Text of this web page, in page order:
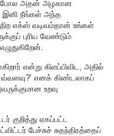
அதன் அழகான
இனி நீங்கள் அந்த
எக்ஸ் வடிவம்தான் உங்கள்
புரிய வேண்டும்
என்று கிளப்பிவிட, அதில்
எனக் கிண்டலாகப்
உறவு
குறித்து ஏகப்பட்ட
பேச்சுச் சுதந்திரத்தைப்